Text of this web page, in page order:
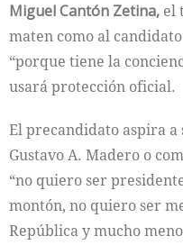
Miguel Cantón Zetina, el
maten como al
“porque tiene la
usará protección oficial.
El precandidato aspira a
Gustavo A. Madero o
“no quiero ser
montón, no quiero ser
República y mucho